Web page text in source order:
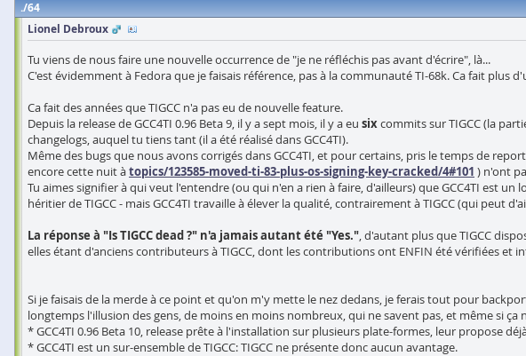
64
Lionel Debroux
Tu viens de nous faire une nouvelle occurrence de "je ne réfléchis pas avant d'écrire", là...
C'est évidemment à Fedora que je faisais référence, pas à la communauté TI-68k. Ca fait plus
Ca fait des années que TIGCC n'a pas eu de nouvelle feature.
Depuis la release de GCC4TI 0.96 Beta 9, il y a sept mois, il y a eu sixcommits sur TIGCC (la
changelogs, auquel tu tiens tant (il a été réalisé dans GCC4TI).
Même des bugs que nous avons corrigés dans GCC4TI, et pour certains, pris le temps de
encore cette nuit àtopics/123585-moved-ti-83-plus-os-signing-key-cracked/4#101 ) n'ont
Tu aimes signifier à qui veut l'entendre (ou qui n'en a rien à faire, d'ailleurs) que GCC4TI est
héritier de TIGCC - mais GCC4TI travaille à élever la qualité, contrairement à TIGCC (qui peut
La réponse à "Is TIGCC dead ?" n'a jamais autant été "Yes.", d'autant plus que TIGCC
elles étant d'anciens contributeurs à TIGCC, dont les contributions ont ENFIN été vérifiées et
Si je faisais de la merde à ce point et qu'on m'y mette le nez dedans, je ferais tout pour
longtemps l'illusion des gens, de moins en moins nombreux, qui ne savent pas, et même si ça
* GCC4TI 0.96 Beta 10, release prête à l'installation sur plusieurs plate-formes, leur propose
* GCC4TI est un sur-ensemble de TIGCC: TIGCC ne présente donc aucun avantage.